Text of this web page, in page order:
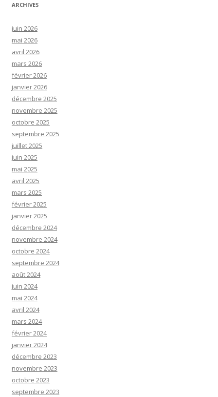
ARCHIVES
juin 2026
mai 2026
avril 2026
mars 2026
février 2026
janvier 2026
décembre 2025
novembre 2025
octobre 2025
septembre 2025
juillet 2025
juin 2025
mai 2025
avril 2025
mars 2025
février 2025
janvier 2025
décembre 2024
novembre 2024
octobre 2024
septembre 2024
août 2024
juin 2024
mai 2024
avril 2024
mars 2024
février 2024
janvier 2024
décembre 2023
novembre 2023
octobre 2023
septembre 2023